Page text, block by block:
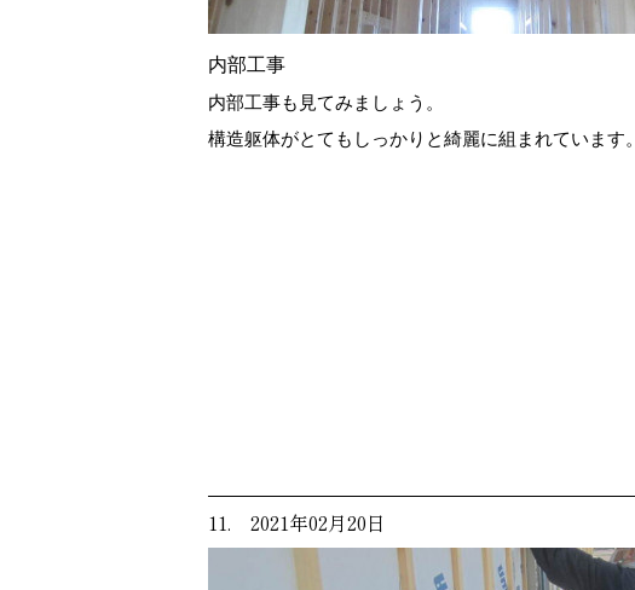
内部工事
内部工事も見てみましょう。
構造躯体がとてもしっかりと綺麗に組まれています。
11. 2021年02月20日